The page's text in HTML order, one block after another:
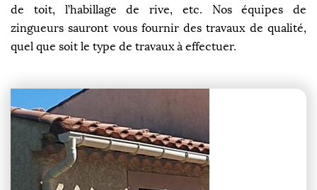
de toit, l’habillage de rive, etc. Nos équipes de
zingueurs sauront vous fournir des travaux de qualité,
quel que soit le type de travaux à effectuer.